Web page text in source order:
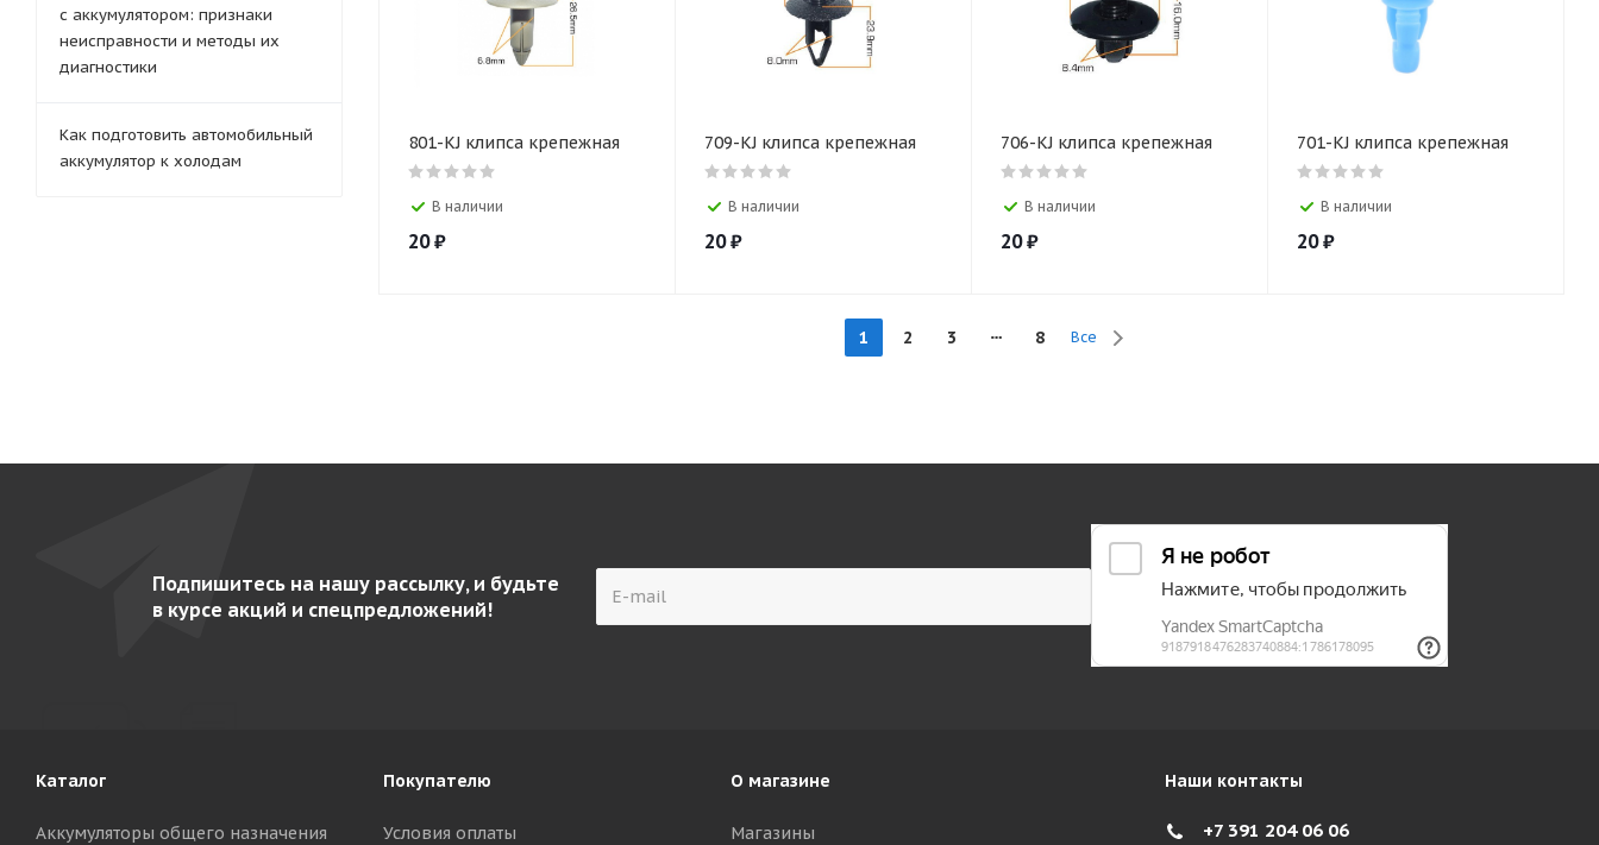
801-KJ клипса крепежная
В наличии
20₽
709-KJ клипса крепежная
В наличии
20₽
706-KJ клипса крепежная
В наличии
20₽
701-KJ клипса крепежная
В наличии
20₽
1 2 3 8 Все
с аккумулятором: признаки
неисправности и методы их
диагностики
Как подготовить автомобильный
аккумулятор к холодам
Подпишитесь на нашу рассылку, и будьте
в курсе акций и спецпредложений!
Каталог
Аккумуляторы общего назначения
Покупателю
Условия оплаты
О магазине
Магазины
Наши контакты
+7 391 204 06 06